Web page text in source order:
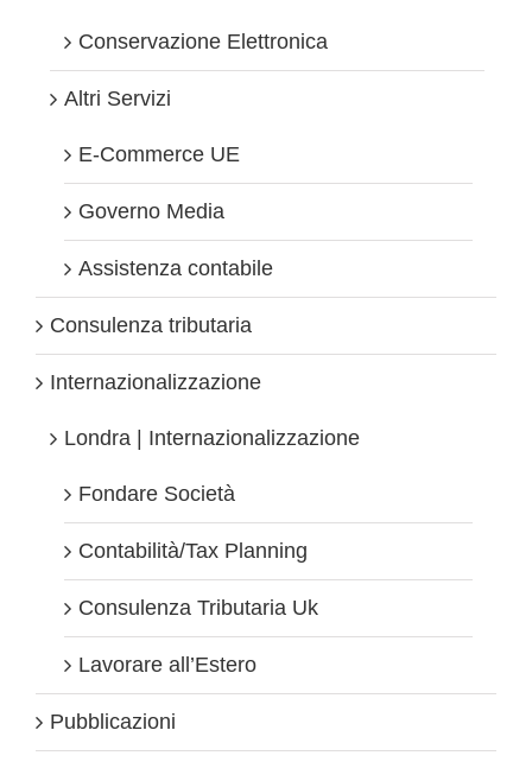
Conservazione Elettronica
Altri Servizi
E-Commerce UE
Governo Media
Assistenza contabile
Consulenza tributaria
Internazionalizzazione
Londra | Internazionalizzazione
Fondare Società
Contabilità/Tax Planning
Consulenza Tributaria Uk
Lavorare all’Estero
Pubblicazioni